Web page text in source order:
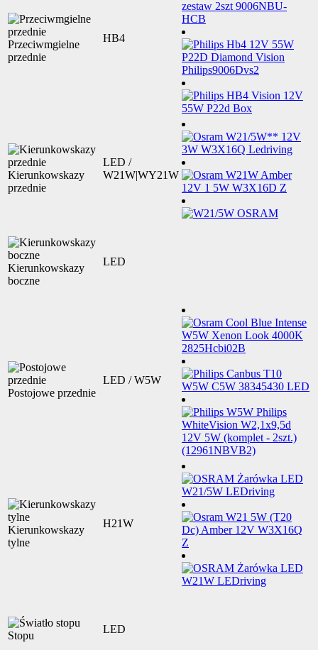
Przeciwmgielne
przednie
HB4
Kierunkowskazy
przednie
LED /
W21W|WY21W
Kierunkowskazy
boczne
LED
Postojowe przednie
LED / W5W
Kierunkowskazy
tylne
H21W
Stopu
LED